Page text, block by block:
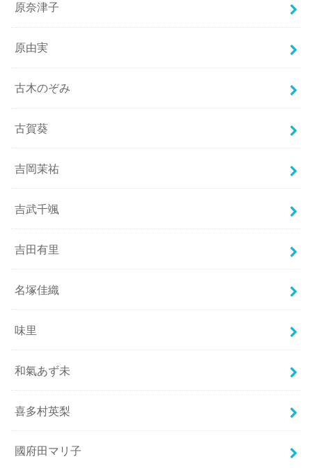
原奈津子
原由実
古木のぞみ
古賀葵
吉岡茉祐
吉武千颯
吉田有里
名塚佳織
味里
和氣あず未
喜多村英梨
國府田マリ子